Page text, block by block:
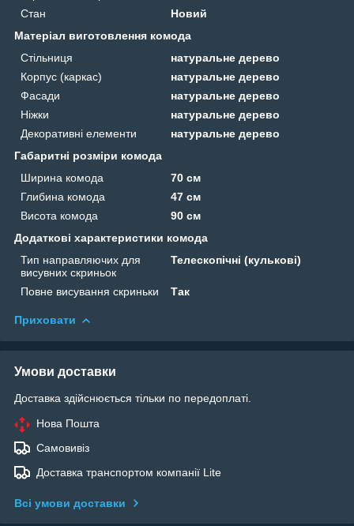
Стан
Новий
Матеріал виготовлення комода
Стільниця
натуральне дерево
Корпус (каркас)
натуральне дерево
Фасади
натуральне дерево
Ніжки
натуральне дерево
Декоративні елементи
натуральне дерево
Габаритні розміри комода
Ширина комода
70 см
Глибина комода
47 см
Висота комода
90 см
Додаткові характеристики комода
Тип направляючих для
висувних скриньок
Телескопічні (кулькові)
Повне висування скриньки Так
Приховати
Умови доставки
Доставка здійснюється тільки по передоплаті.
Нова Пошта
Самовивіз
Доставка транспортом компанії Lite
Всі умови доставки